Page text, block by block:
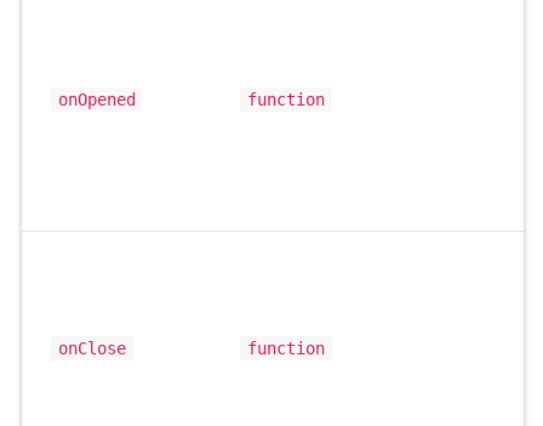
onOpened function
onClose function